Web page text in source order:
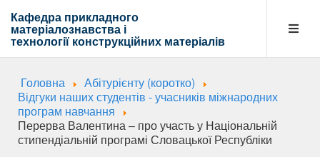
Кафедра прикладного
матеріалознавства і
технології конструкційних матеріалів
Кафедра
Абітурієнту
Головна
Абітурієнту (коротко)
Відгуки наших студентів - учасників міжнародних
програм навчання
Перерва Валентина – про участь у Національній
стипендіальній програмі Словацької Республіки